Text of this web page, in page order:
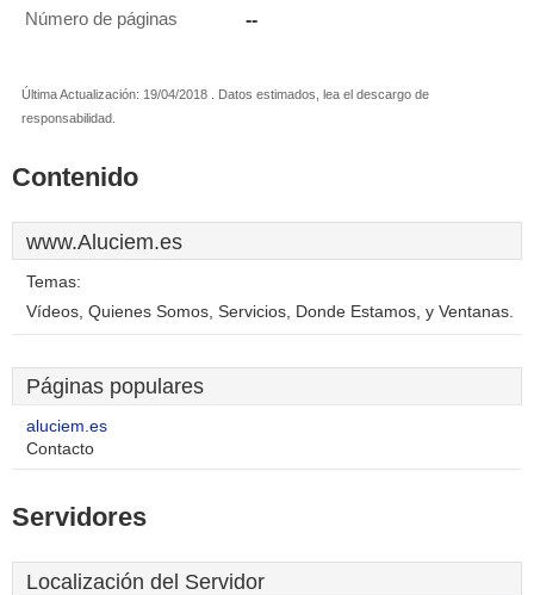
Número de páginas --
Última Actualización: 19/04/2018 . Datos estimados, lea el descargo de
responsabilidad.
Contenido
www.Aluciem.es
Temas:
Vídeos, Quienes Somos, Servicios, Donde Estamos, y Ventanas.
Páginas populares
aluciem.es
Contacto
Servidores
Localización del Servidor